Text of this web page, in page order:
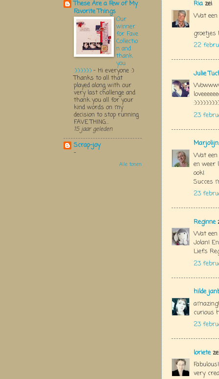
Ria zei
Wat een
groetjes
22
Julie
23
Wat
en weer
ook!
Succes
23
Reginne
Wat
Jolan!
Liefs
23
hilde
curious
23
loriete
very
These Are a Few of My
Favorite Things
Our
winner
for Fave
Collectio
n and
thank
you
:):):):):):) - Hi everyone :)
Thanks to all that
played along with our
very last challenge and
thank you all for your
kind words on my
decision to stop running
FAVE THING...
15 jaar geleden
Scrap-joy
-
Alle tonen